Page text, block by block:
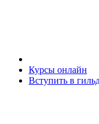
Курсы онлайн
Вступить в